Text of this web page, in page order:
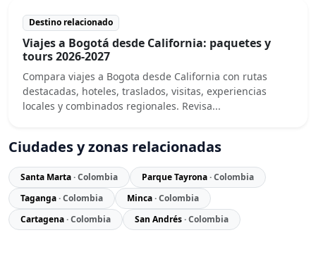
Destino relacionado
Viajes a Bogotá desde California: paquetes y
tours 2026-2027
Compara viajes a Bogota desde California con rutas
destacadas, hoteles, traslados, visitas, experiencias
locales y combinados regionales. Revisa...
Ciudades y zonas relacionadas
Santa Marta· Colombia Parque Tayrona· Colombia
Taganga· Colombia Minca· Colombia
Cartagena· Colombia San Andrés· Colombia